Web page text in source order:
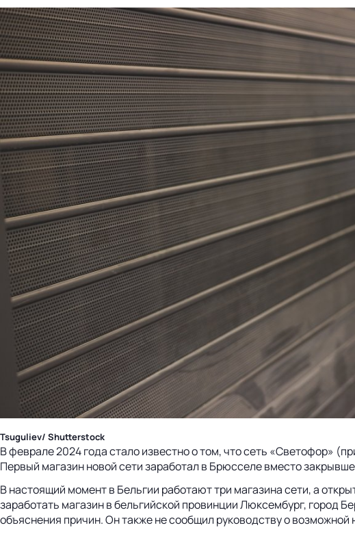
Tsuguliev/ Shutterstock
В феврале 2024 года стало известно о том, что сеть «Светофор»
Первый магазин новой сети заработал в Брюсселе вместо
В настоящий момент в Бельгии работают три магазина сети, а
заработать магазин в бельгийской провинции Люксембург, город
объяснения причин. Он также не сообщил руководству о возможной